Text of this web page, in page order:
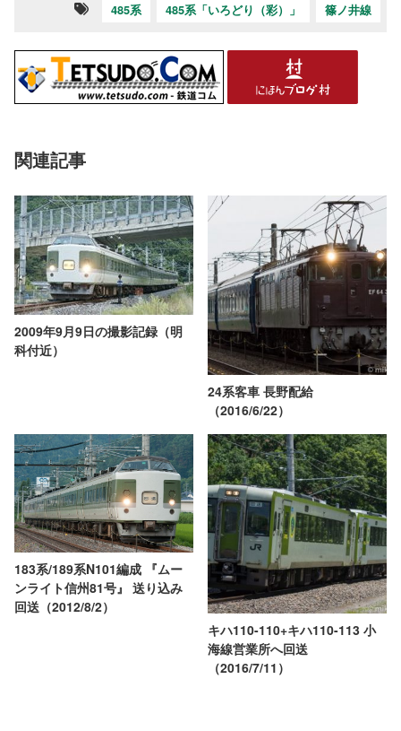
485系 485系「いろどり（彩）」 篠ノ井線
関連記事
2009年9月9日の撮影記録（明
科付近）
24系客車 長野配給
（2016/6/22）
183系/189系N101編成 『ムー
ンライト信州81号』 送り込み
回送（2012/8/2）
キハ110-110+キハ110-113 小
海線営業所へ回送
（2016/7/11）